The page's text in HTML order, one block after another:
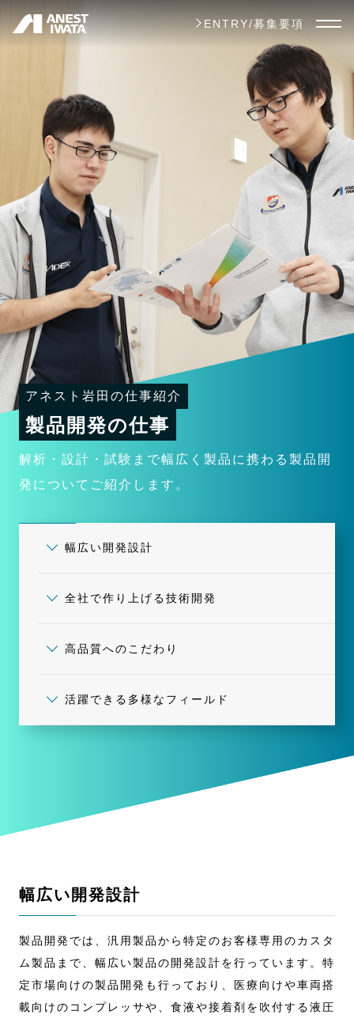
イ
に
移
動
ENTRY/募集要項
アネスト岩田の仕事紹介
製品開発の仕事
解析・設計・試験まで幅広く製品に携わる製品開
発についてご紹介します。
幅広い開発設計
全社で作り上げる技術開発
高品質へのこだわり
活躍できる多様なフィールド
幅広い開発設計
製品開発では、汎用製品から特定のお客様専用のカスタ
ム製品まで、幅広い製品の開発設計を行っています。特
定市場向けの製品開発も行っており、医療向けや車両搭
載向けのコンプレッサや、食液や接着剤を吹付する液圧